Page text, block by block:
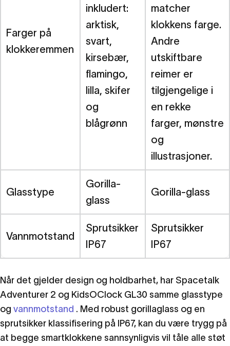
Farger på
klokkeremmen
inkludert:
arktisk,
svart,
kirsebær,
flamingo,
lilla, skifer
og
blågrønn
matcher
klokkens farge.
Andre
utskiftbare
reimer er
tilgjengelige i
en rekke
farger, mønstre
og
illustrasjoner.
Glasstype
Gorilla-
glass
Gorilla-glass
Vannmotstand
Sprutsikker
IP67
Sprutsikker
IP67
Når det gjelder design og holdbarhet, har Spacetalk
Adventurer 2 og KidsOClock GL30 samme glasstype
og vannmotstand . Med robust gorillaglass og en
sprutsikker klassifisering på IP67, kan du være trygg på
at begge smartklokkene sannsynligvis vil tåle alle støt